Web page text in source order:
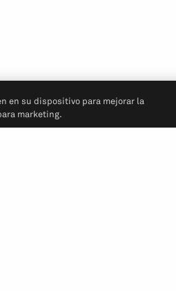
en su dispositivo para mejorar la
marketing.